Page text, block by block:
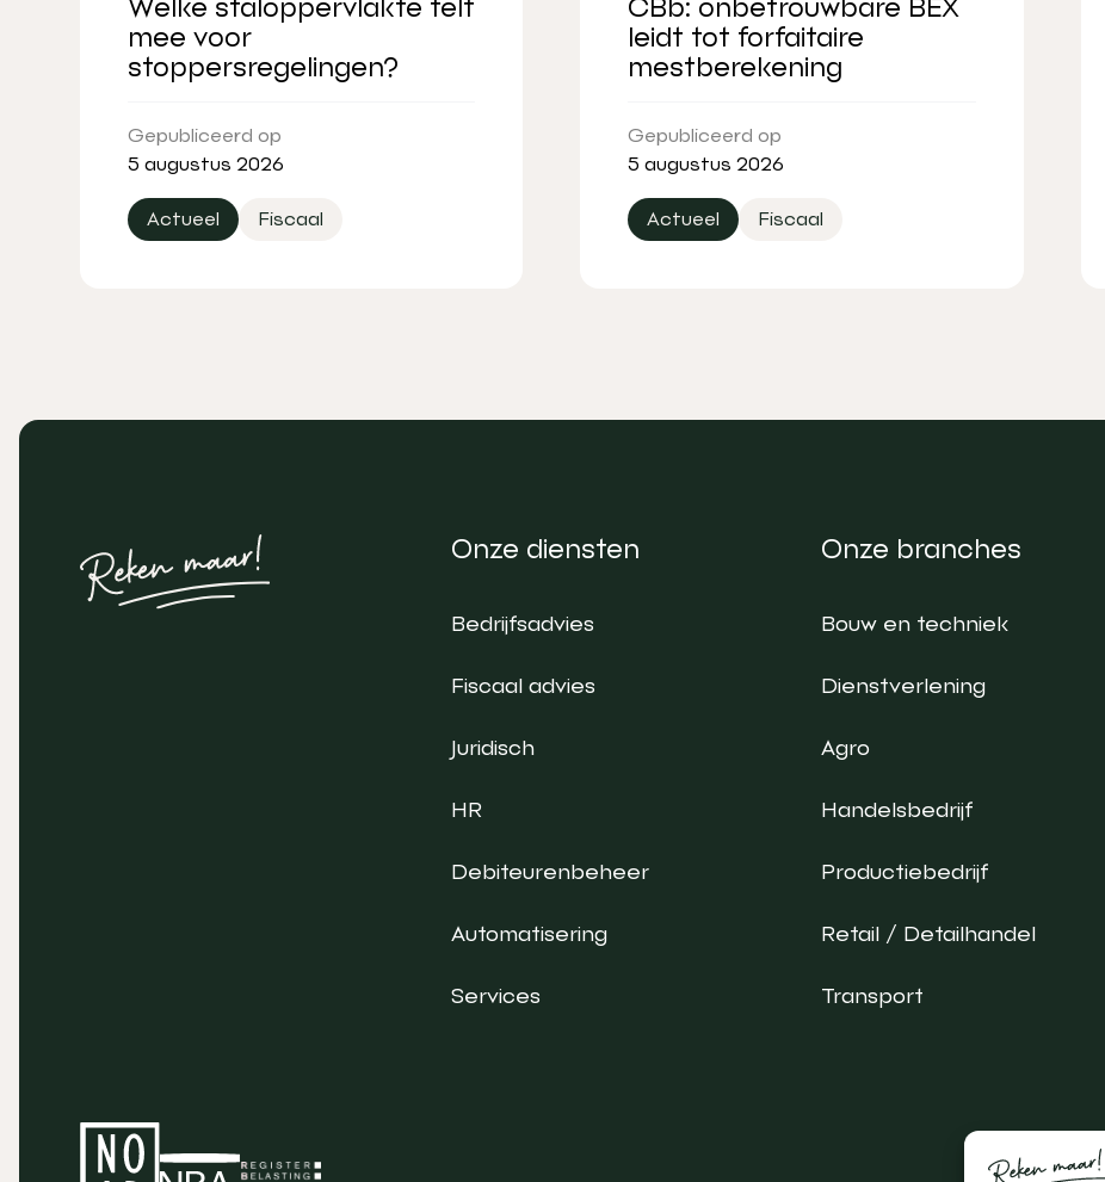
Welke staloppervlakte telt
mee voor
stoppersregelingen?
Gepubliceerd op
5 augustus 2026
Actueel Fiscaal
CBb: onbetrouwbare BEX
leidt tot forfaitaire
mestberekening
Gepubliceerd op
5 augustus 2026
Actueel Fiscaal
Onze diensten
Bedrijfsadvies
Fiscaal advies
Juridisch
HR
Debiteurenbeheer
Automatisering
Services
Onze branches
Bouw en techniek
Dienstverlening
Agro
Handelsbedrijf
Productiebedrijf
Retail / Detailhandel
Transport